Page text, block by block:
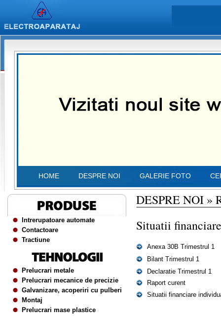
HOME DESPRE NOI GALERIE FOTO
Intrerupatoare automate
Contactoare
Tractiune
Prelucrari metale
Prelucrari mecanice de precizie
Galvanizare, acoperiri cu pulberi
Montaj
Prelucrari mase plastice
DESPRE NOI»
Situatii
Anexa 30B Trimestrul 1
Bilant Trimestrul 1
Declaratie Trimestrul 1
Raport curent
Situatii financiare